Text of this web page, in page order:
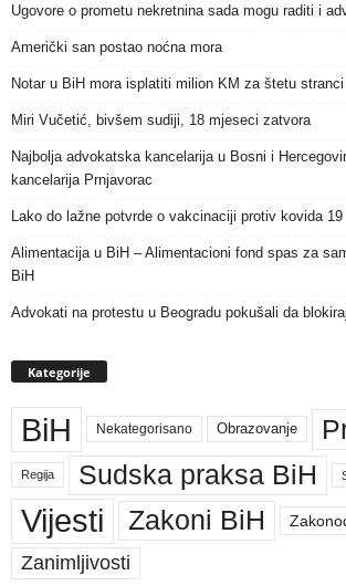
Ugovore o prometu nekretnina sada mogu raditi i
Američki san postao noćna mora
Notar u BiH mora isplatiti milion KM za štetu stranci
Miri Vučetić, bivšem sudiji, 18 mjeseci zatvora
Najbolja advokatska kancelarija u Bosni i
kancelarija Prnjavorac
Lako do lažne potvrde o vakcinaciji protiv kovida 19
Alimentacija u BiH – Alimentacioni fond spas za
BiH
Advokati na protestu u Beogradu pokušali da
Kategorije
BiH Nekategorisano Obrazovanje
Regija Sudska praksa BiH
Vijesti Zakoni BiH
Zanimljivosti